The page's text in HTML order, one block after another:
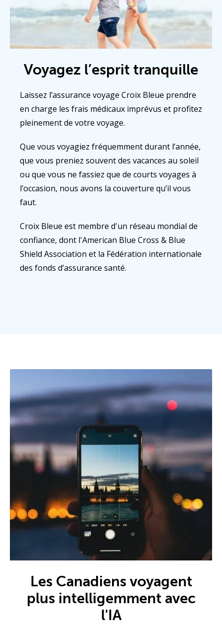
Voyagez l’esprit tranquille
Laissez l’assurance voyage Croix Bleue prendre
en charge les frais médicaux imprévus et profitez
pleinement de votre voyage.
Que vous voyagiez fréquemment durant l’année,
que vous preniez souvent des vacances au soleil
ou que vous ne fassiez que de courts voyages à
l’occasion, nous avons la couverture qu’il vous
faut.
Croix Bleue est membre d'un réseau mondial de
confiance, dont l'American Blue Cross & Blue
Shield Association et la Fédération internationale
des fonds d’assurance santé.
Les Canadiens voyagent
plus intelligemment avec
l'IA